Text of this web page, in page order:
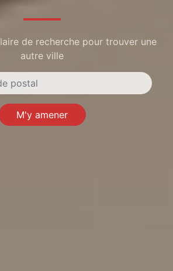
de recherche pour trouver une
autre ville
M'y amener